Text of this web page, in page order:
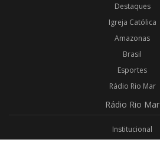
Destaques
Igreja Católica
Amazonas
Brasil
Esportes
Rádio Rio Mar
Rádio Rio Mar
Institucional